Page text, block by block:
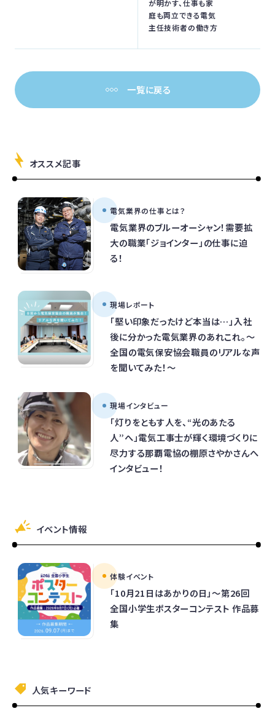
が明かす、仕事も家
庭も両立できる電気
主任技術者の働き方
一覧に戻る
オススメ記事
電気業界の仕事とは？
電気業界のブルーオーシャン！需要拡
大の職業「ジョインター」の仕事に迫
る！
現場レポート
「堅い印象だったけど本当は…」入社
後に分かった電気業界のあれこれ。～
全国の電気保安協会職員のリアルな声
を聞いてみた！～
現場インタビュー
「灯りをともす人を、“光のあたる
人”へ」電気工事士が輝く環境づくりに
尽力する那覇電協の棚原さやかさんへ
インタビュー！
イベント情報
体験イベント
「10月21日はあかりの日」～第26回
全国小学生ポスターコンテスト 作品募
集
人気キーワード